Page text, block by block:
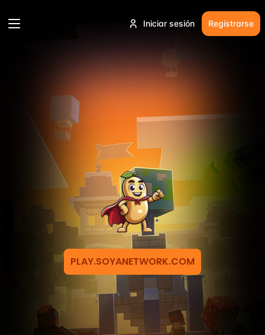
Iniciar sesión Registrarse
PLAY.SOYANETWORK.COM